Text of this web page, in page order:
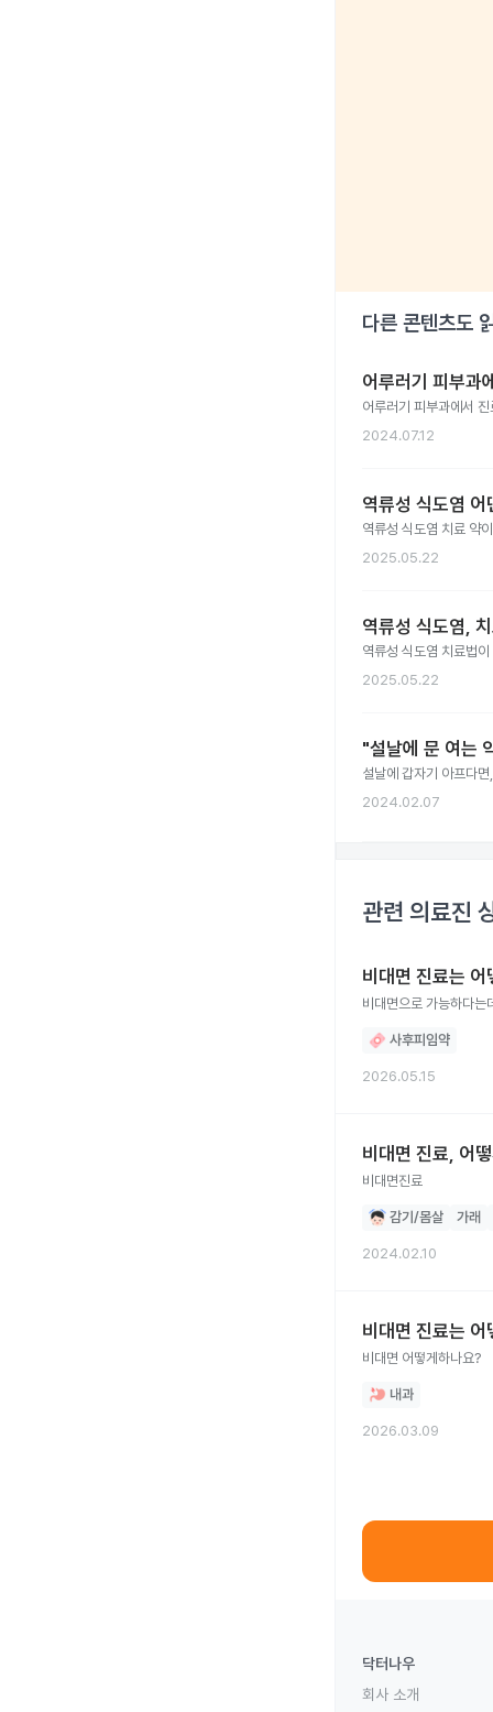
다른 콘텐츠도
어루러기 피부과
어루러기 피부과에서
2024.07.12
역류성 식도염
역류성 식도염 치료 약
2025.05.22
역류성 식도염,
역류성 식도염 치료법
2025.05.22
"설날에 문 여는
설날에 갑자기 아프다
2024.02.07
관련 의료진
비대면 진료는
비대면으로 가능하다는
사후피임약
2026.05.15
비대면 진료, 어
비대면진료
감기/몸살 가래
2024.02.10
비대면 진료는
비대면 어떻게하나요?
내과
2026.03.09
닥터나우
회사 소개